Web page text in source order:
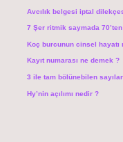
Avcılık belgesi iptal
7 Şer ritmik saymada
Koç burcunun cinsel hayatı
Kayıt numarası ne demek ?
3 ile tam bölünebilen
Hy’nin açılımı nedir ?